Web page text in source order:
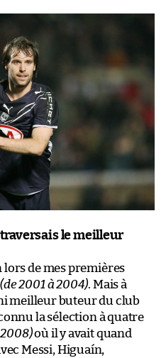
le meilleur
lors de mes premières
(de 2001 à 2004). Mais à
meilleur buteur du club
la sélection à quatre
où il y avait quand
Messi, Higuaín,